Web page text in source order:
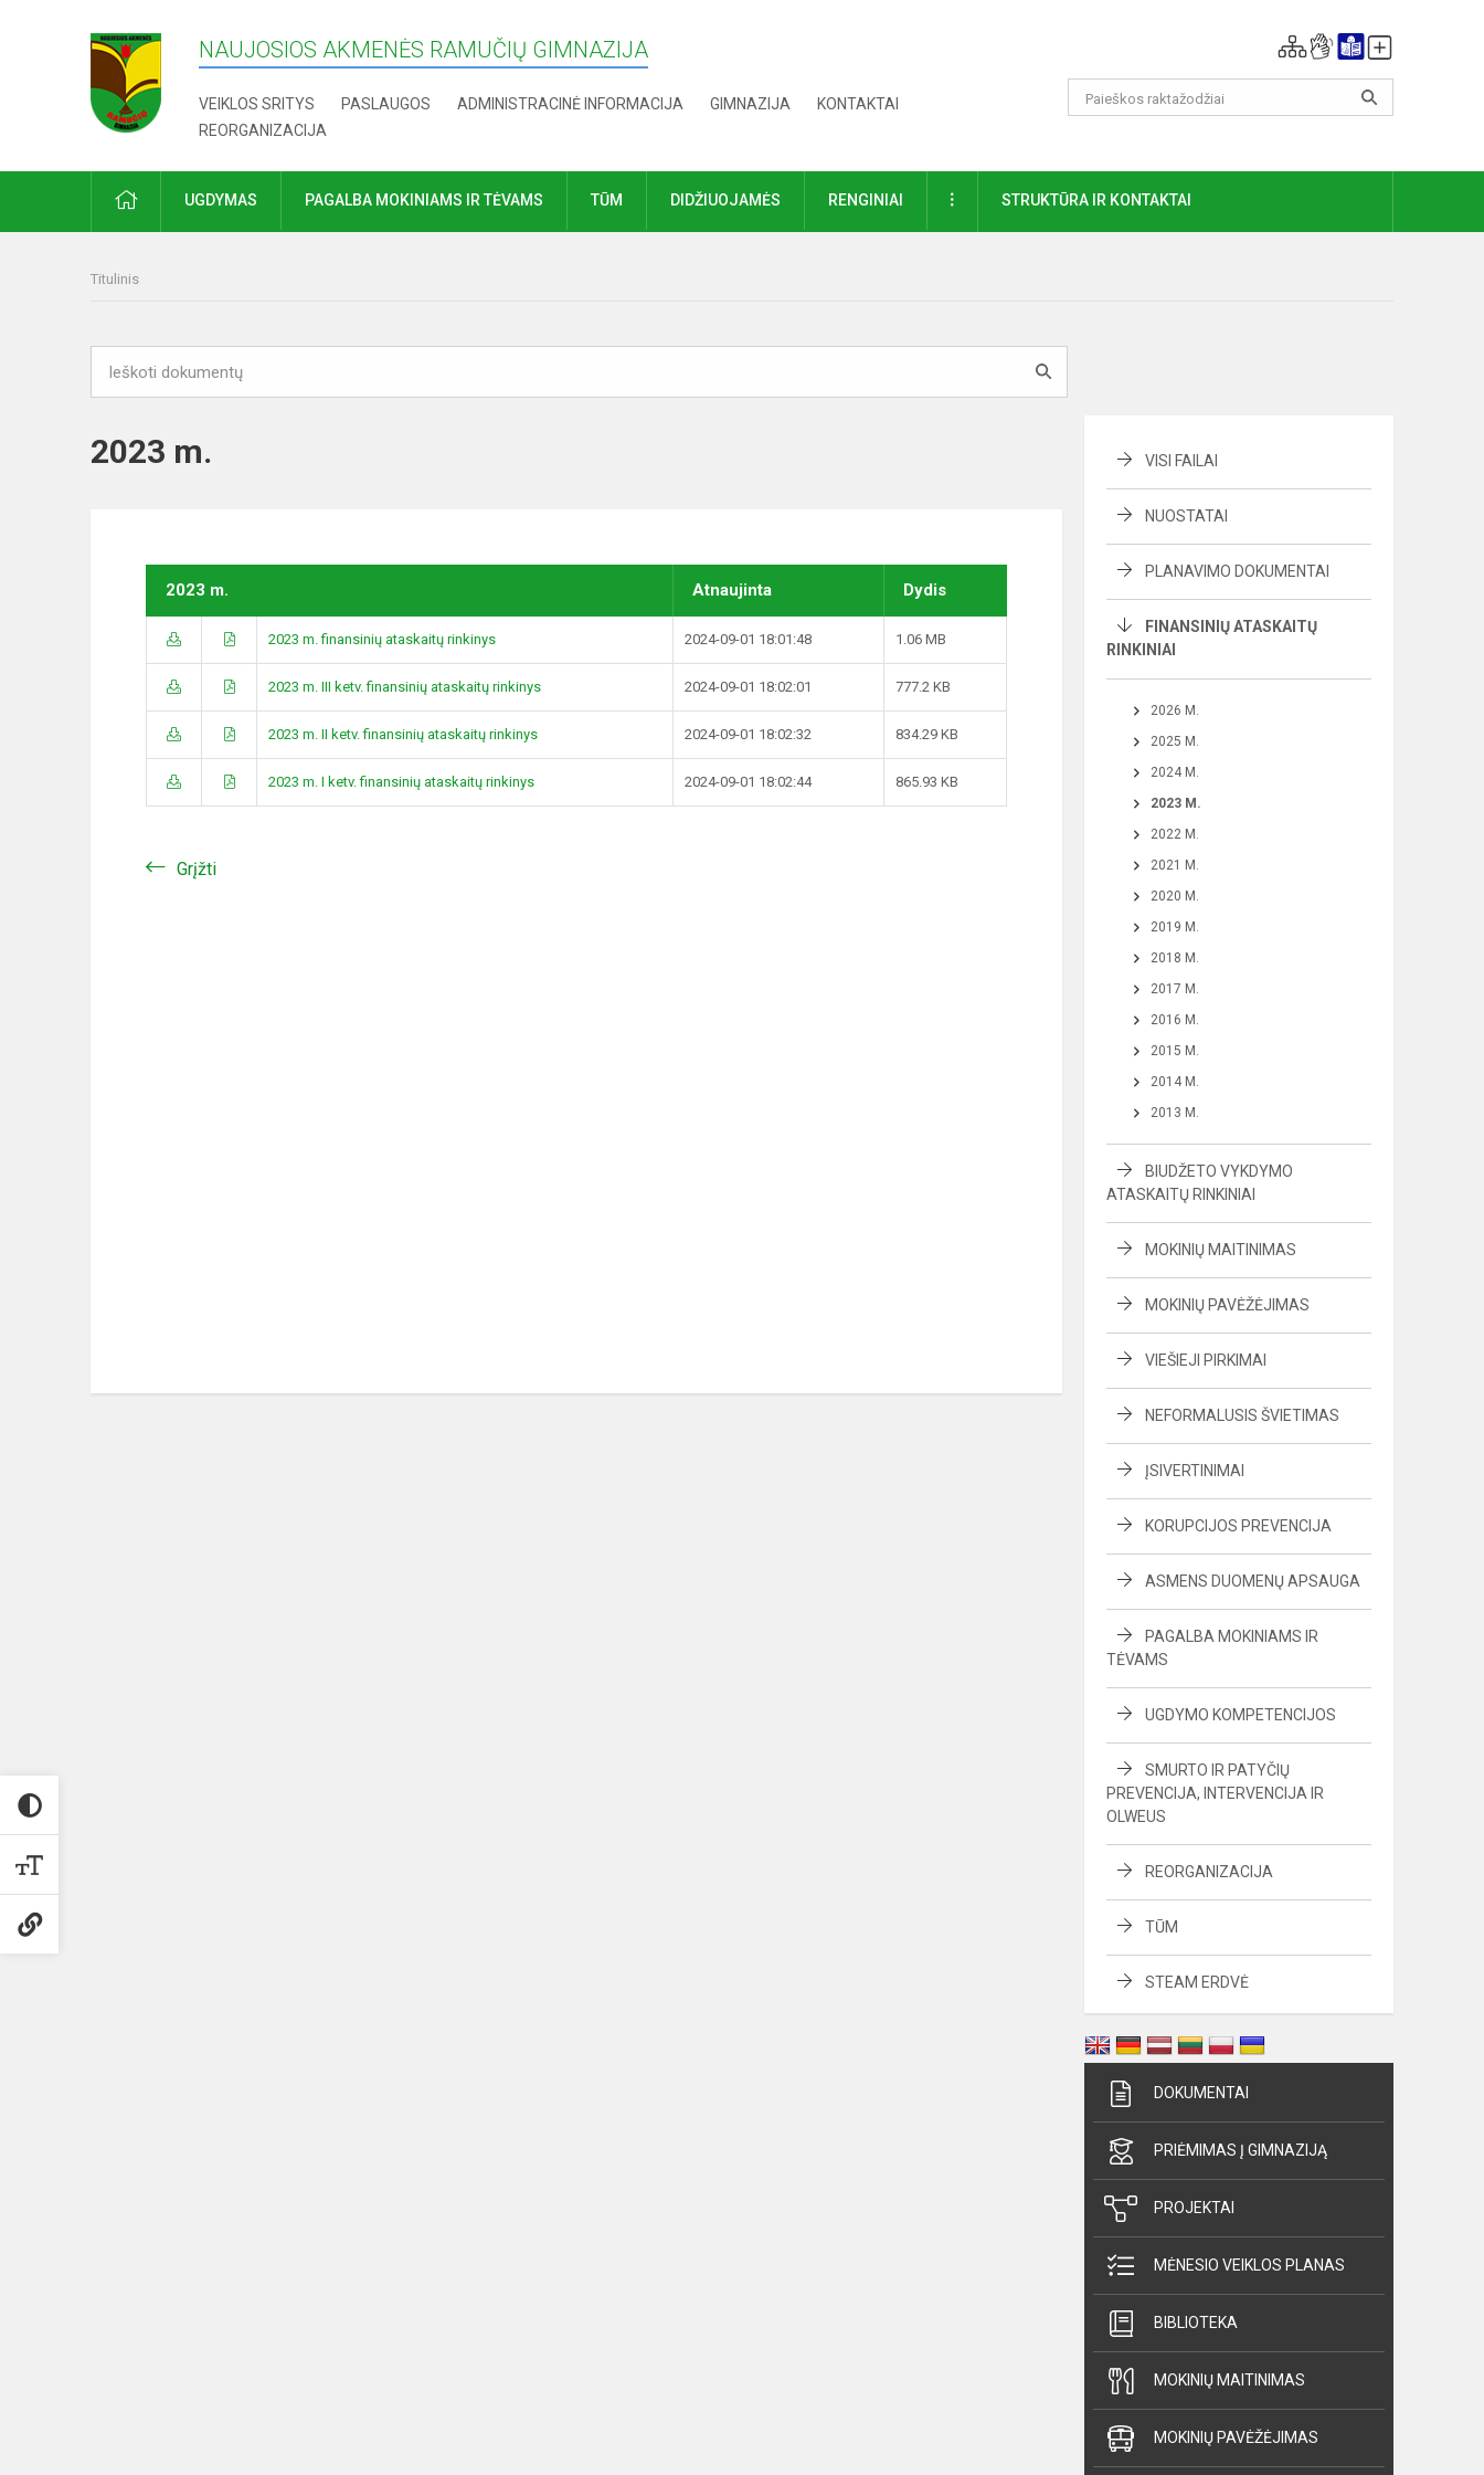
NAUJOSIOS AKMENĖS RAMUČIŲ GIMNAZIJA
VEIKLOS SRITYS PASLAUGOS ADMINISTRACINĖ INFORMACIJA GIMNAZIJA
KONTAKTAI
REORGANIZACIJA
PRADŽIAUGDYMAS PAGALBA MOKINIAMS IR TĖVAMS TŪM DIDŽIUOJAMĖS RENGINIAI DAUGIAUSTRUKTŪRA IR KONTAKTAI
Titulinis
2023 m.
2023 m. Atnaujinta Dydis
2023 m. finansinių ataskaitų rinkinys 2024-09-01 18:01:48 1.06 MB
2023 m. III ketv. finansinių ataskaitų rinkinys 2024-09-01 18:02:01 777.2 KB
2023 m. II ketv. finansinių ataskaitų rinkinys 2024-09-01 18:02:32 834.29 KB
2023 m. I ketv. finansinių ataskaitų rinkinys 2024-09-01 18:02:44 865.93 KB
Grįžti
VISI FAILAI
NUOSTATAI
PLANAVIMO DOKUMENTAI
FINANSINIŲ ATASKAITŲ
RINKINIAI
2026 M.
2025 M.
2024 M.
2023 M.
2022 M.
2021 M.
2020 M.
2019 M.
2018 M.
2017 M.
2016 M.
2015 M.
2014 M.
2013 M.
BIUDŽETO VYKDYMO
ATASKAITŲ RINKINIAI
MOKINIŲ MAITINIMAS
MOKINIŲ PAVĖŽĖJIMAS
VIEŠIEJI PIRKIMAI
NEFORMALUSIS ŠVIETIMAS
ĮSIVERTINIMAI
KORUPCIJOS PREVENCIJA
ASMENS DUOMENŲ APSAUGA
PAGALBA MOKINIAMS IR
TĖVAMS
UGDYMO KOMPETENCIJOS
SMURTO IR PATYČIŲ
PREVENCIJA, INTERVENCIJA IR
OLWEUS
REORGANIZACIJA
TŪM
STEAM ERDVĖ
DOKUMENTAI
PRIĖMIMAS Į GIMNAZIJĄ
PROJEKTAI
MĖNESIO VEIKLOS PLANAS
BIBLIOTEKA
MOKINIŲ MAITINIMAS
MOKINIŲ PAVĖŽĖJIMAS